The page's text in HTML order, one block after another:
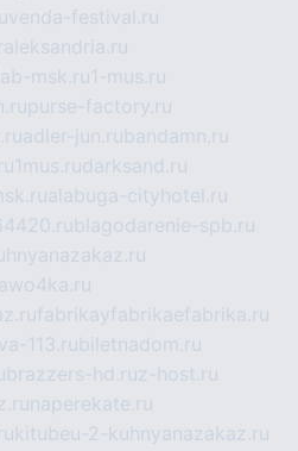
venda-festival.ru
msk.ru1-mus.ru
purse-factory.ru
adler-jun.rubandamn.ru
1mus.rudarksand.ru
alabuga-cityhotel.ru
blagodarenie-spb.ru
fabrikayfabrikaefabrika.ru
113.rubiletnadom.ru
brazzers-hd.ruz-host.ru
naperekate.ru
kitubeu-2-kuhnyanazakaz.ru